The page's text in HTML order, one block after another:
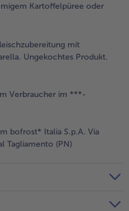
Kartoffelpüree oder
mit
Ungekochtes Produkt.
Verbraucher im ***-
bofrost* Italia S.p.A. Via
Tagliamento (PN)